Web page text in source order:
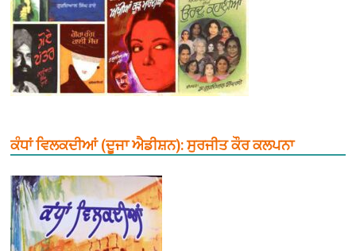
ਕੰਧਾਂ ਵਿਲਕਦੀਆਂ (ਦੂਜਾ ਐਡੀਸ਼ਨ): ਸੁਰਜੀਤ ਕੌਰ ਕਲਪਨਾ